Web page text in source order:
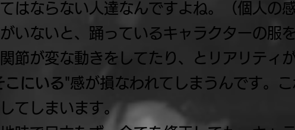
はならない人達なんですよね。（個人の
いないと、踊っているキャラクターの服
節が変な動きをしてたり、とリアリティ
こにいる"感が損なわれてしまうんです。
てしまいます。